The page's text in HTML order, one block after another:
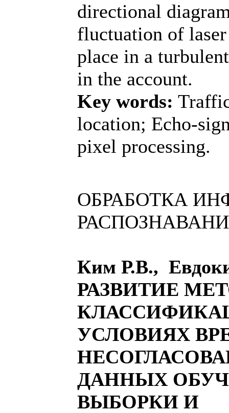
directional
fluctuation of
place in a
in the account.
Key words:
location; Echo-
pixel processing.
ОБРАБОТКА
Ким Р.В.,
РАЗВИТИЕ
УСЛОВИЯХ
ДАННЫХ
ВЫБОРКИ И